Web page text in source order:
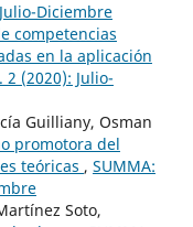
Diciembre
competencias
en la aplicación
2 (2020): Julio-
Guilliany, Osman
promotora del
teóricas , SUMMA:
Soto,